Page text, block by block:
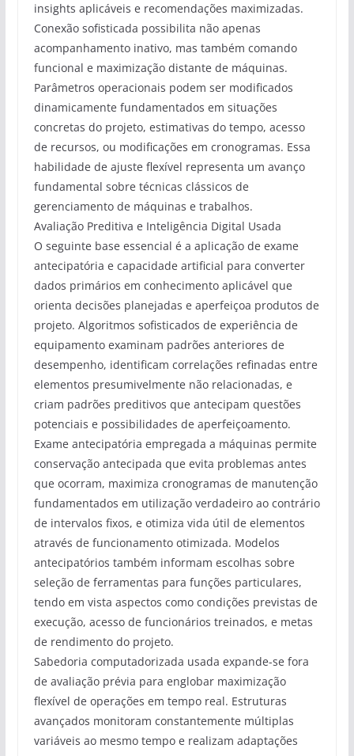
insights aplicáveis e recomendações maximizadas.
Conexão sofisticada possibilita não apenas
acompanhamento inativo, mas também comando
funcional e maximização distante de máquinas.
Parâmetros operacionais podem ser modificados
dinamicamente fundamentados em situações
concretas do projeto, estimativas do tempo, acesso
de recursos, ou modificações em cronogramas. Essa
habilidade de ajuste flexível representa um avanço
fundamental sobre técnicas clássicos de
gerenciamento de máquinas e trabalhos.
Avaliação Preditiva e Inteligência Digital Usada
O seguinte base essencial é a aplicação de exame
antecipatória e capacidade artificial para converter
dados primários em conhecimento aplicável que
orienta decisões planejadas e aperfeiçoa produtos de
projeto. Algoritmos sofisticados de experiência de
equipamento examinam padrões anteriores de
desempenho, identificam correlações refinadas entre
elementos presumivelmente não relacionadas, e
criam padrões preditivos que antecipam questões
potenciais e possibilidades de aperfeiçoamento.
Exame antecipatória empregada a máquinas permite
conservação antecipada que evita problemas antes
que ocorram, maximiza cronogramas de manutenção
fundamentados em utilização verdadeiro ao contrário
de intervalos fixos, e otimiza vida útil de elementos
através de funcionamento otimizada. Modelos
antecipatórios também informam escolhas sobre
seleção de ferramentas para funções particulares,
tendo em vista aspectos como condições previstas de
execução, acesso de funcionários treinados, e metas
de rendimento do projeto.
Sabedoria computadorizada usada expande-se fora
de avaliação prévia para englobar maximização
flexível de operações em tempo real. Estruturas
avançados monitoram constantemente múltiplas
variáveis ao mesmo tempo e realizam adaptações